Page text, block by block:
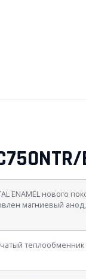
ENAMEL нового
магниевый